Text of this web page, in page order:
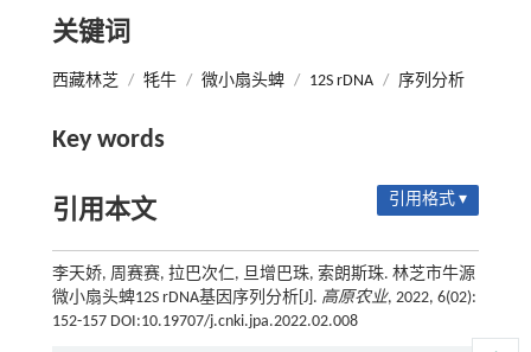
关键词
西藏林芝 / 牦牛 / 微小扇头蜱 / 12S rDNA / 序列分析
Key words
引用本文 引用格式 ▾
李天娇, 周赛赛, 拉巴次仁, 旦增巴珠, 索朗斯珠. 林芝市牛源
微小扇头蜱12S rDNA基因序列分析[J]. 高原农业, 2022, 6(02):
152-157 DOI:10.19707/j.cnki.jpa.2022.02.008